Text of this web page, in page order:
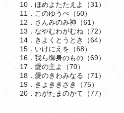
10．ほめよたたえよ（31）
11．このゆうべ（50）
12．さんみのみ神（61）
13．なやむわがむね（72）
14．きよくとうとき（64）
15．いけにえを（68）
16．我ら御身のもの（69）
17．愛の主よ（70）
18．愛のきわみなる（71）
19．きよききさき（75）
20．わがたまのかて（77）